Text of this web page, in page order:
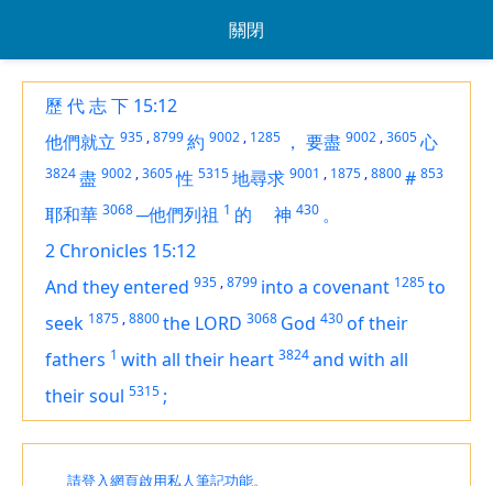
關閉
歷 代 志 下 15:12
他們就立 935 ,8799約 9002 , 1285 ， 要盡 9002 ,3605心
3824盡 9002 ,3605性 5315地尋求 9001 , 1875 ,8800# 853
耶和華 3068─他們列祖 1 的 神 430 。
2 Chronicles 15:12
And they entered 935 ,8799 into a covenant 1285to
seek 1875 ,8800the LORD 3068 God 430of their
fathers 1 with all their heart 3824and with all
their soul 5315 ;
請登入網頁啟用私人筆記功能。